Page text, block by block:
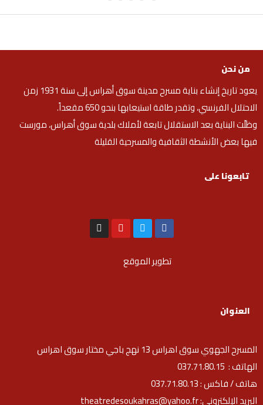
من نحن
يعود تاريخ إنشاء بناية مسرح مدينة سوق أهراس إلى سنة 1931 زمن
الاحتلال الفرنسي، وتقدر طاقة استيعابها بنحو 650 مقعداً.
وظلّت البناية بعد الاستقلال تابعة لأملاك بلدية سوق أهراس، مورست
فيها بعض الأنشطة الثقافية والمسرحية القليلة
تابعونا على
تطوير الموقع
العنوان
المسرح الجهوي سوق اهراس 13 نهج باجي مختار سوق اهراس
الهاتف : 037.71.80.15
هاتف / فاكس : 037.71.80.13
البريد الإلكتروني: theatredesoukahras@yahoo.fr